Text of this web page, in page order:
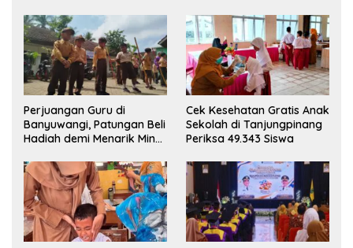
Perjuangan Guru di
Banyuwangi, Patungan Beli
Hadiah demi Menarik Minat
Cek Kesehatan Gratis Anak
Sekolah di Tanjungpinang
Periksa 49.343 Siswa